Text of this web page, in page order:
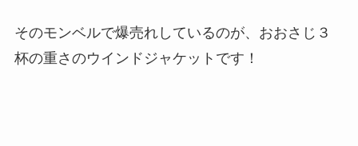
そのモンベルで爆売れしているのが、おおさじ３
杯の重さのウインドジャケットです！